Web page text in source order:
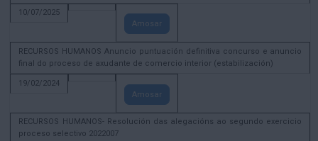
10/07/2025
Amosar
RECURSOS HUMANOS Anuncio puntuación definitiva concurso e anuncio
final do proceso de axudante de comercio interior (estabilización)
19/02/2024
Amosar
RECURSOS HUMANOS- Resolución das alegacións ao segundo exercicio
proceso selectivo 2022007